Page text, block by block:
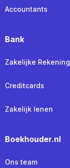
Accountants
Bank
Zakelijke Rekening
Creditcards
Zakelijk lenen
Boekhouder.nl
Ons team